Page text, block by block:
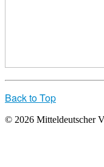
Back to Top
© 2026 Mitteldeutscher